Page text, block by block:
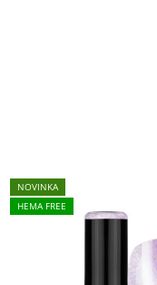
NOVINKA
HEMA FREE